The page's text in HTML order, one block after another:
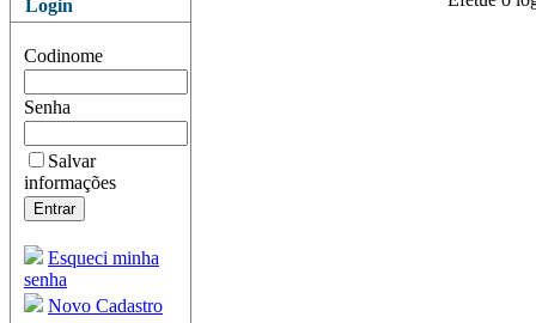
Login
Codinome
Senha
Salvar
informações
Esqueci minha
senha
Novo Cadastro